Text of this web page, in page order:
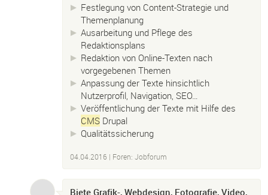
Festlegung von Content-Strategie und
Themenplanung
Ausarbeitung und Pflege des
Redaktionsplans
Redaktion von Online-Texten nach
vorgegebenen Themen
Anpassung der Texte hinsichtlich
Nutzerprofil, Navigation, SEO…
Veröffentlichung der Texte mit Hilfe des
CMS Drupal
Qualitätssicherung
04.04.2016 | Foren: Jobforum
Biete Grafik-, Webdesign, Fotografie, Video,